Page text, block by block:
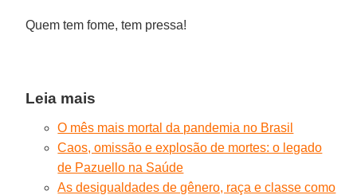
Quem tem fome, tem pressa!
Leia mais
O mês mais mortal da pandemia no Brasil
Caos, omissão e explosão de mortes: o legado
de Pazuello na Saúde
As desigualdades de gênero, raça e classe como